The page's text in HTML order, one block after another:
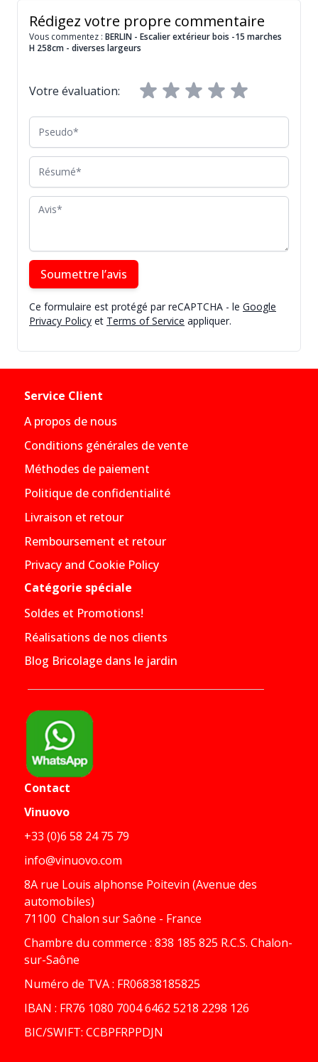
Rédigez votre propre commentaire
Vous commentez : BERLIN - Escalier extérieur bois -15 marches
H 258cm - diverses largeurs
Votre évaluation:
Pseudo
Résumé
Avis
Soumettre l’avis
Ce formulaire est protégé par reCAPTCHA - le Google
Privacy Policy et Terms of Service appliquer.
Service Client
A propos de nous
Conditions générales de vente
Méthodes de paiement
Politique de confidentialité
Livraison et retour
Remboursement et retour
Privacy and Cookie Policy
Catégorie spéciale
Soldes et Promotions!
Réalisations de nos clients
Blog Bricolage dans le jardin
Contact
Vinuovo
+33 (0)6 58 24 75 79
info@vinuovo.com
8A rue Louis alphonse Poitevin (Avenue des
automobiles)
71100 Chalon sur Saône - France
Chambre du commerce : 838 185 825 R.C.S. Chalon-
sur-Saône
Numéro de TVA : FR06838185825
IBAN : FR76 1080 7004 6462 5218 2298 126
BIC/SWIFT: CCBPFRPPDJN